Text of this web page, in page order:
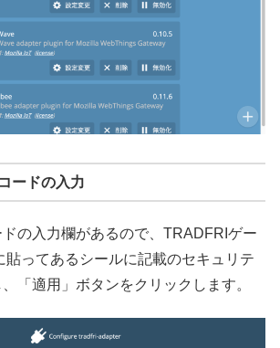
ードの入力
の入力欄があるので、TRADFRIゲー
貼ってあるシールに記載のセキュリテ
「適用」ボタンをクリックします。